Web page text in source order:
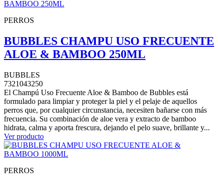
PERROS
BUBBLES CHAMPU USO FRECUENTE
ALOE & BAMBOO 250ML
BUBBLES
7321043250
El Champú Uso Frecuente Aloe & Bamboo de Bubbles está
formulado para limpiar y proteger la piel y el pelaje de aquellos
perros que, por cualquier circunstancia, necesiten bañarse con más
frecuencia. Su combinación de aloe vera y extracto de bamboo
hidrata, calma y aporta frescura, dejando el pelo suave, brillante y...
Ver producto
PERROS